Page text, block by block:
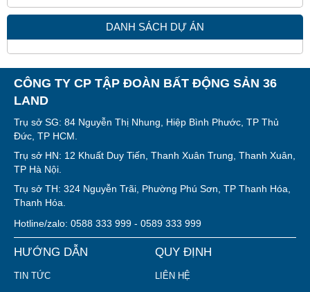
DANH SÁCH DỰ ÁN
CÔNG TY CP TẬP ĐOÀN BẤT ĐỘNG SẢN 36
LAND
Trụ sở SG: 84 Nguyễn Thị Nhung, Hiệp Bình Phước, TP Thủ
Đức, TP HCM.
Trụ sở HN: 12 Khuất Duy Tiến, Thanh Xuân Trung, Thanh Xuân,
TP Hà Nội.
Trụ sở TH: 324 Nguyễn Trãi, Phường Phú Sơn, TP Thanh Hóa,
Thanh Hóa.
Hotline/zalo: 0588 333 999 - 0589 333 999
HƯỚNG DẪN
TIN TỨC
QUY ĐỊNH
LIÊN HỆ